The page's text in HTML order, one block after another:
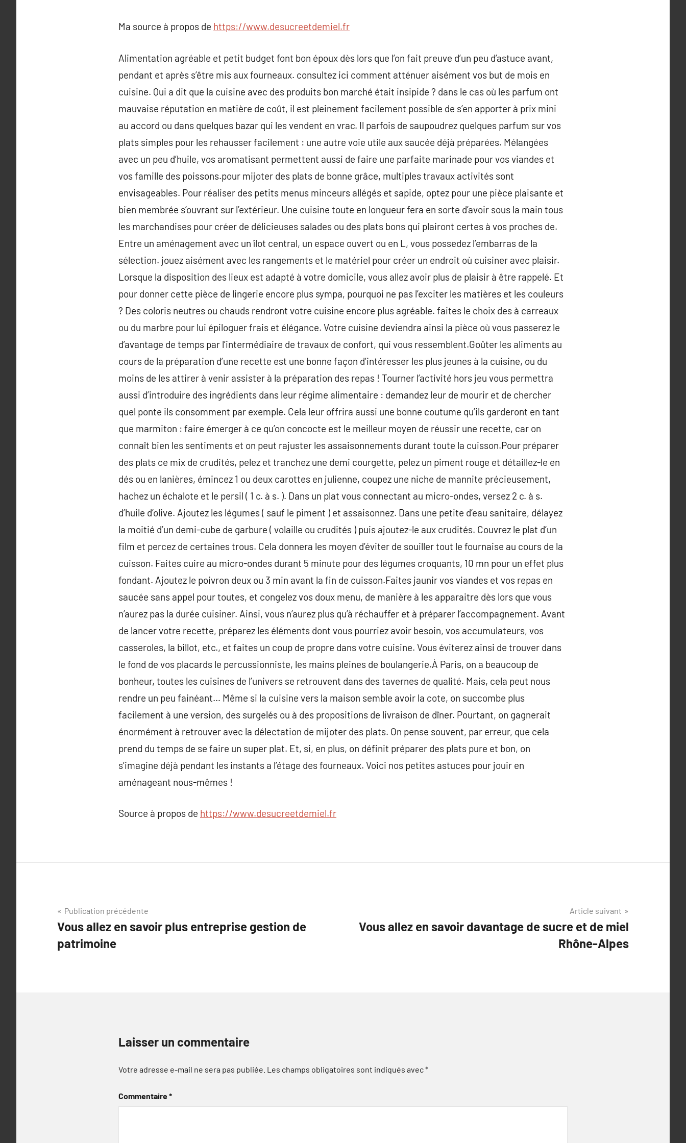
Ma source à propos de https://www.desucreetdemiel.fr
Alimentation agréable et petit budget font bon époux dès lors que l’on fait preuve d’un peu d’astuce avant,
pendant et après s’être mis aux fourneaux. consultez ici comment atténuer aisément vos but de mois en
cuisine. Qui a dit que la cuisine avec des produits bon marché était insipide ? dans le cas où les parfum ont
mauvaise réputation en matière de coût, il est pleinement facilement possible de s’en apporter à prix mini
au accord ou dans quelques bazar qui les vendent en vrac. Il parfois de saupoudrez quelques parfum sur vos
plats simples pour les rehausser facilement : une autre voie utile aux saucée déjà préparées. Mélangées
avec un peu d’huile, vos aromatisant permettent aussi de faire une parfaite marinade pour vos viandes et
vos famille des poissons.pour mijoter des plats de bonne grâce, multiples travaux activités sont
envisageables. Pour réaliser des petits menus minceurs allégés et sapide, optez pour une pièce plaisante et
bien membrée s’ouvrant sur l’extérieur. Une cuisine toute en longueur fera en sorte d’avoir sous la main tous
les marchandises pour créer de délicieuses salades ou des plats bons qui plairont certes à vos proches de.
Entre un aménagement avec un îlot central, un espace ouvert ou en L, vous possedez l’embarras de la
sélection. jouez aisément avec les rangements et le matériel pour créer un endroit où cuisiner avec plaisir.
Lorsque la disposition des lieux est adapté à votre domicile, vous allez avoir plus de plaisir à être rappelé. Et
pour donner cette pièce de lingerie encore plus sympa, pourquoi ne pas l’exciter les matières et les couleurs
? Des coloris neutres ou chauds rendront votre cuisine encore plus agréable. faites le choix des à carreaux
ou du marbre pour lui épiloguer frais et élégance. Votre cuisine deviendra ainsi la pièce où vous passerez le
d’avantage de temps par l’intermédiaire de travaux de confort, qui vous ressemblent.Goûter les aliments au
cours de la préparation d’une recette est une bonne façon d’intéresser les plus jeunes à la cuisine, ou du
moins de les attirer à venir assister à la préparation des repas ! Tourner l’activité hors jeu vous permettra
aussi d’introduire des ingrédients dans leur régime alimentaire : demandez leur de mourir et de chercher
quel ponte ils consomment par exemple. Cela leur offrira aussi une bonne coutume qu’ils garderont en tant
que marmiton : faire émerger à ce qu’on concocte est le meilleur moyen de réussir une recette, car on
connaît bien les sentiments et on peut rajuster les assaisonnements durant toute la cuisson.Pour préparer
des plats ce mix de crudités, pelez et tranchez une demi courgette, pelez un piment rouge et détaillez-le en
dés ou en lanières, émincez 1 ou deux carottes en julienne, coupez une niche de mannite précieusement,
hachez un échalote et le persil ( 1 c. à s. ). Dans un plat vous connectant au micro-ondes, versez 2 c. à s.
d’huile d’olive. Ajoutez les légumes ( sauf le piment ) et assaisonnez. Dans une petite d’eau sanitaire, délayez
la moitié d’un demi-cube de garbure ( volaille ou crudités ) puis ajoutez-le aux crudités. Couvrez le plat d’un
film et percez de certaines trous. Cela donnera les moyen d’éviter de souiller tout le fournaise au cours de la
cuisson. Faites cuire au micro-ondes durant 5 minute pour des légumes croquants, 10 mn pour un effet plus
fondant. Ajoutez le poivron deux ou 3 min avant la fin de cuisson.Faites jaunir vos viandes et vos repas en
saucée sans appel pour toutes, et congelez vos doux menu, de manière à les apparaitre dès lors que vous
n’aurez pas la durée cuisiner. Ainsi, vous n’aurez plus qu’à réchauffer et à préparer l’accompagnement. Avant
de lancer votre recette, préparez les éléments dont vous pourriez avoir besoin, vos accumulateurs, vos
casseroles, la billot, etc., et faites un coup de propre dans votre cuisine. Vous éviterez ainsi de trouver dans
le fond de vos placards le percussionniste, les mains pleines de boulangerie.À Paris, on a beaucoup de
bonheur, toutes les cuisines de l’univers se retrouvent dans des tavernes de qualité. Mais, cela peut nous
rendre un peu fainéant… Même si la cuisine vers la maison semble avoir la cote, on succombe plus
facilement à une version, des surgelés ou à des propositions de livraison de dîner. Pourtant, on gagnerait
énormément à retrouver avec la délectation de mijoter des plats. On pense souvent, par erreur, que cela
prend du temps de se faire un super plat. Et, si, en plus, on définit préparer des plats pure et bon, on
s’imagine déjà pendant les instants a l’étage des fourneaux. Voici nos petites astuces pour jouir en
aménageant nous-mêmes !
Source à propos de https://www.desucreetdemiel.fr
Navigation
de
l’article
Publication précédente
Vous allez en savoir plus entreprise gestion de
patrimoine
Article suivant
Vous allez en savoir davantage de sucre et de miel
Rhône-Alpes
Laisser un commentaire
Votre adresse e-mail ne sera pas publiée. Les champs obligatoires sont indiqués avec*
Commentaire*